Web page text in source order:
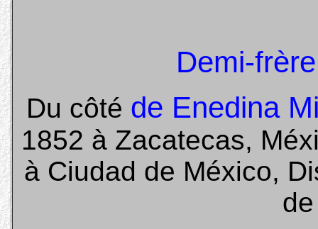
Demi-
Du côté de Enedina
1852 à Zacatecas,
à Ciudad de México,